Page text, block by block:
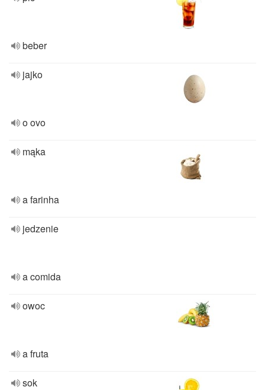
beber
jajko
o ovo
mąka
a farinha
jedzenie
a comida
owoc
a fruta
sok